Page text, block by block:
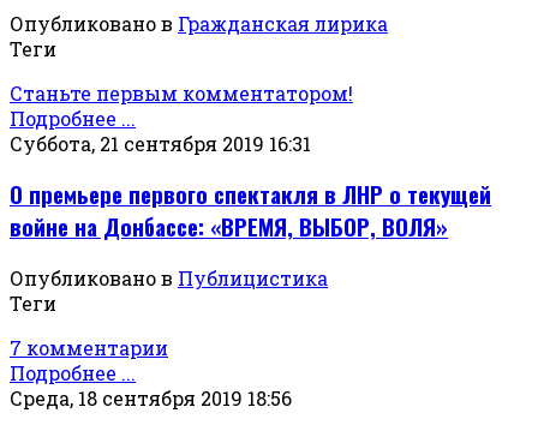
Опубликовано в Гражданская лирика
Теги
Станьте первым комментатором!
Подробнее ...
Суббота, 21 сентября 2019 16:31
О премьере первого спектакля в ЛНР о текущей
войне на Донбассе: «ВРЕМЯ, ВЫБОР, ВОЛЯ»
Опубликовано в Публицистика
Теги
7 комментарии
Подробнее ...
Среда, 18 сентября 2019 18:56